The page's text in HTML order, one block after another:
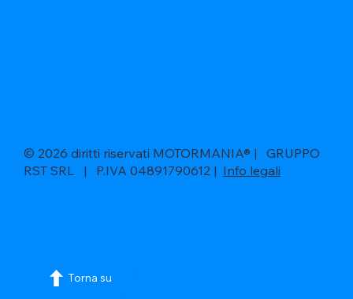
© 2026 diritti riservati MOTORMANIA® | GRUPPO
RST SRL | P.IVA 04891790612 | Info legali
Torna su